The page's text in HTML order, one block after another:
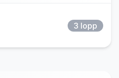
3 lopp